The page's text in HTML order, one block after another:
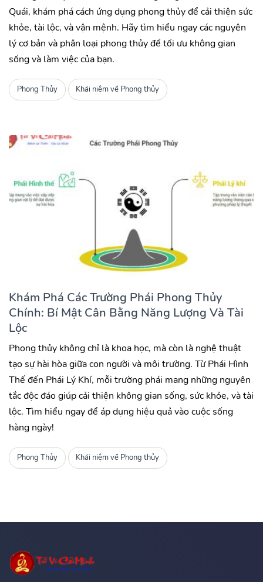
Quái, khám phá cách ứng dụng phong thủy để cải thiện sức
khỏe, tài lộc, và vận mệnh. Hãy tìm hiểu ngay các nguyên
lý cơ bản và phân loại phong thủy để tối ưu không gian
sống và làm việc của bạn.
Phong Thủy Khái niệm về Phong thủy
Khám Phá Các Trường Phái Phong Thủy
Chính: Bí Mật Cân Bằng Năng Lượng Và Tài
Lộc
Phong thủy không chỉ là khoa học, mà còn là nghệ thuật
tạo sự hài hòa giữa con người và môi trường. Từ Phái Hình
Thế đến Phái Lý Khí, mỗi trường phái mang những nguyên
tắc độc đáo giúp cải thiện không gian sống, sức khỏe, và tài
lộc. Tìm hiểu ngay để áp dụng hiệu quả vào cuộc sống
hàng ngày!
Phong Thủy Khái niệm về Phong thủy